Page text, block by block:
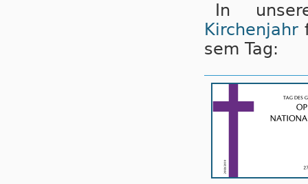
In
Kirchenjahr
sem Tag: